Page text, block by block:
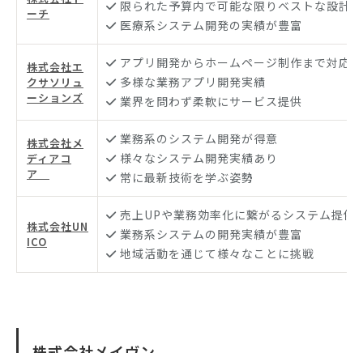
ーチ
限られた予算内で可能な限りベストな設計
医療系システム開発の実績が豊富
株式会社エ
クサソリュ
ーションズ
アプリ開発からホームページ制作まで対応
多様な業務アプリ開発実績
業界を問わず柔軟にサービス提供
株式会社メ
ディアコ
ア
業務系のシステム開発が得意
様々なシステム開発実績あり
常に最新技術を学ぶ姿勢
株式会社UN
ICO
売上UPや業務効率化に繋がるシステム提供
業務系システムの開発実績が豊富
地域活動を通じて様々なことに挑戦